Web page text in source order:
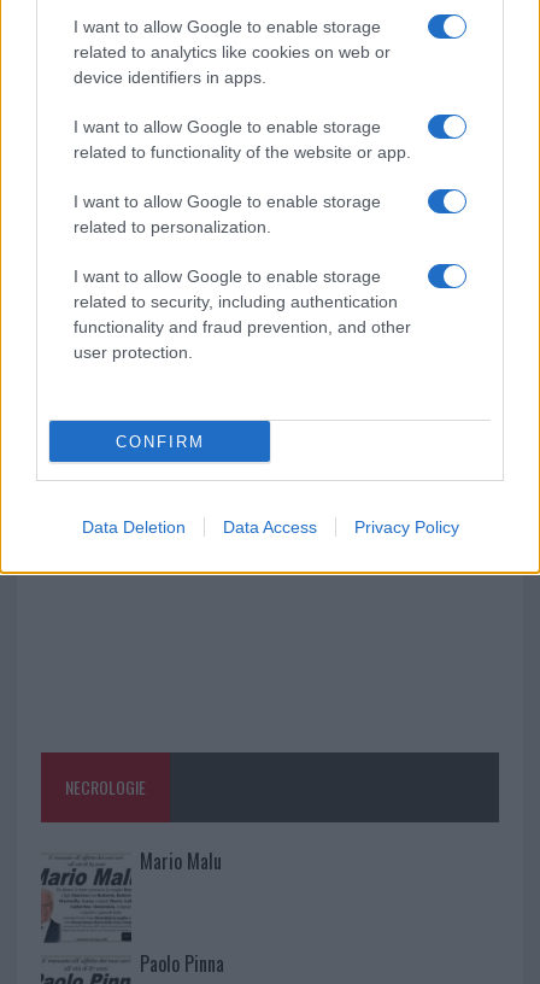
I want to allow Google to enable storage
related to analytics like cookies on web or
device identifiers in apps.
I want to allow Google to enable storage
related to functionality of the website or app.
I want to allow Google to enable storage
related to personalization.
I want to allow Google to enable storage
related to security, including authentication
functionality and fraud prevention, and other
user protection.
CONFIRM
Data Deletion Data Access Privacy Policy
Salmo finisce in ospedale a Catania, ma il tour
va avanti: “Sicilia, ci sono”
Jovanotti, Gabry Ponte e Alfa: Olbia ombelico del
Giorgia Meloni a La Maddalena, la vicesindaco:
“Orgoglio e discrezione per visita privata̶…
Incendio nella notte a Olbia, a fuoco due furgoni
A fuoco un deposito con bombole, intervento dei
vigili del fuoco a Rudalza
NECROLOGIE
Mario Malu
Paolo Pinna